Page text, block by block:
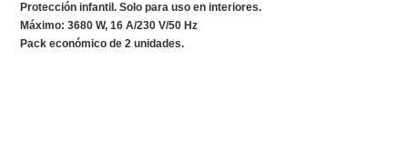
Protección infantil. Solo para uso en interiores.
Máximo: 3680 W, 16 A/230 V/50 Hz
Pack económico de 2 unidades.